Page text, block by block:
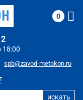
18:00
spb@zavod-metakon.ru
0